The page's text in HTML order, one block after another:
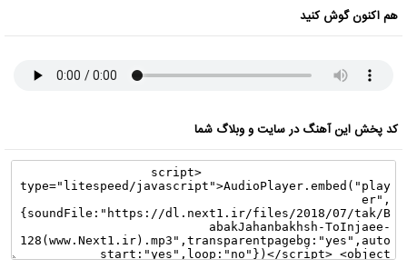
هم اکنون گوش کنید
کد پخش این آهنگ در سایت و وبلاگ شما